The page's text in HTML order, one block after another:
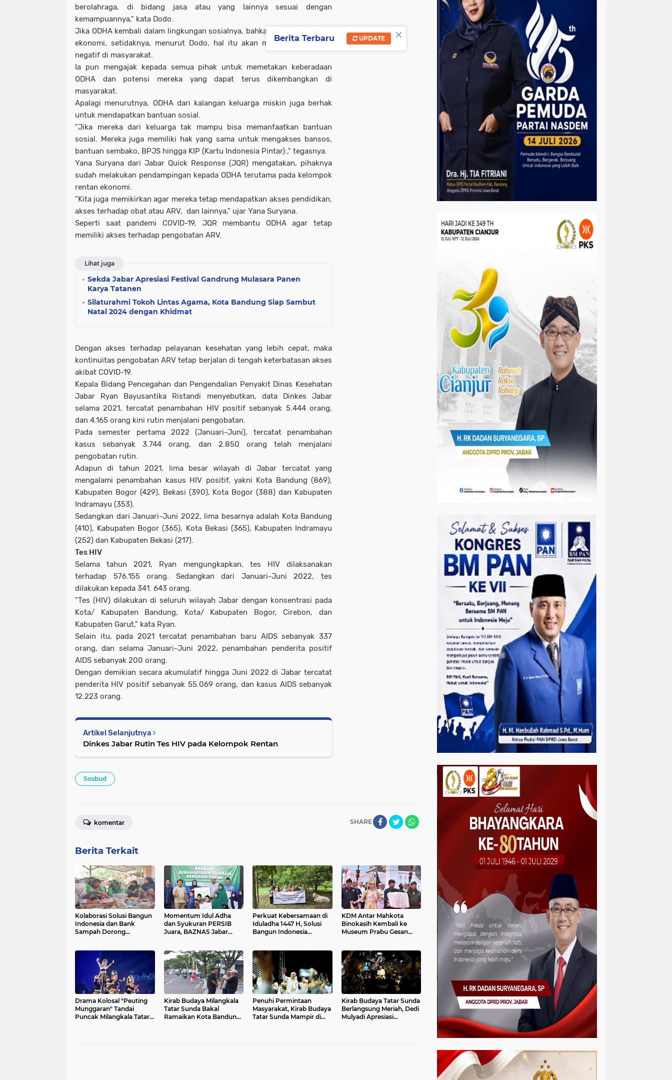
berolahraga, di bidang jasa atau yang lainnya sesuai dengan
kemampuannya," kata Dodo.
Jika ODHA kembali dalam lingkungan sosialnya, bahkan produktif secara
ekonomi, setidaknya, menurut Dodo, hal itu akan mengurangi stigma
negatif di masyarakat.
Ia pun mengajak kepada semua pihak untuk memetakan keberadaan
ODHA dan potensi mereka yang dapat terus dikembangkan di
masyarakat.
Apalagi menurutnya, ODHA dari kalangan keluarga miskin juga berhak
untuk mendapatkan bantuan sosial.
"Jika mereka dari keluarga tak mampu bisa memanfaatkan bantuan
sosial. Mereka juga memiliki hak yang sama untuk mengakses bansos,
bantuan sembako, BPJS hingga KIP (Kartu Indonesia Pintar):," tegasnya.
Yana Suryana dari Jabar Quick Response (JQR) mengatakan, pihaknya
sudah melakukan pendampingan kepada ODHA terutama pada kelompok
rentan ekonomi.
"Kita juga memikirkan agar mereka tetap mendapatkan akses pendidikan,
akses terhadap obat atau ARV, dan lainnya," ujar Yana Suryana.
Seperti saat pandemi COVID-19, JQR membantu ODHA agar tetap
memiliki akses terhadap pengobatan ARV.
Lihat juga
Sekda Jabar Apresiasi Festival Gandrung Mulasara Panen
Karya Tatanen
Silaturahmi Tokoh Lintas Agama, Kota Bandung Siap Sambut
Natal 2024 dengan Khidmat
Dengan akses terhadap pelayanan kesehatan yang lebih cepat, maka
kontinuitas pengobatan ARV tetap berjalan di tengah keterbatasan akses
akibat COVID-19.
Kepala Bidang Pencegahan dan Pengendalian Penyakit Dinas Kesehatan
Jabar Ryan Bayusantika Ristandi menyebutkan, data Dinkes Jabar
selama 2021, tercatat penambahan HIV positif sebanyak 5.444 orang,
dan 4.165 orang kini rutin menjalani pengobatan.
Pada semester pertama 2022 (Januari-Juni), tercatat penambahan
kasus sebanyak 3.744 orang, dan 2.850 orang telah menjalani
pengobatan rutin.
Adapun di tahun 2021, lima besar wilayah di Jabar tercatat yang
mengalami penambahan kasus HIV positif, yakni Kota Bandung (869),
Kabupaten Bogor (429), Bekasi (390), Kota Bogor (388) dan Kabupaten
Indramayu (353).
Sedangkan dari Januari-Juni 2022, lima besarnya adalah Kota Bandung
(410), Kabupaten Bogor (365), Kota Bekasi (365), Kabupaten Indramayu
(252) dan Kabupaten Bekasi (217).
Tes HIV
Selama tahun 2021, Ryan mengungkapkan, tes HIV dilaksanakan
terhadap 576.155 orang. Sedangkan dari Januari-Juni 2022, tes
dilakukan kepada 341. 643 orang.
"Tes (HIV) dilakukan di seluruh wilayah Jabar dengan konsentrasi pada
Kota/ Kabupaten Bandung, Kota/ Kabupaten Bogor, Cirebon, dan
Kabupaten Garut," kata Ryan.
Selain itu, pada 2021 tercatat penambahan baru AIDS sebanyak 337
orang, dan selama Januari-Juni 2022, penambahan penderita positif
AIDS sebanyak 200 orang.
Dengan demikian secara akumulatif hingga Juni 2022 di Jabar tercatat
penderita HIV positif sebanyak 55.069 orang, dan kasus AIDS sebanyak
12.223 orang.
Artikel Selanjutnya
Dinkes Jabar Rutin Tes HIV pada Kelompok Rentan
Sosbud
SHARE
komentar
Berita Terkait
Kolaborasi Solusi Bangun
Indonesia dan Bank
Sampah Dorong
Momentum Idul Adha
dan Syukuran PERSIB
Juara, BAZNAS Jabar
Asuhan Ulul Albab
Perkuat Kebersamaan di
Iduladha 1447 H, Solusi
Bangun Indonesia
KDM Antar Mahkota
Binokasih Kembali ke
Museum Prabu Gesan
Drama Kolosal "Peuting
Munggaran" Tandai
Puncak Milangkala Tatar
Kirab Budaya Milangkala
Tatar Sunda Bakal
Ramaikan Kota Bandung
Penuhi Permintaan
Masyarakat, Kirab Budaya
Tatar Sunda Mampir di
Kirab Budaya Tatar Sunda
Berlangsung Meriah, Dedi
Mulyadi Apresiasi
×
Berita Terbaru UPDATE